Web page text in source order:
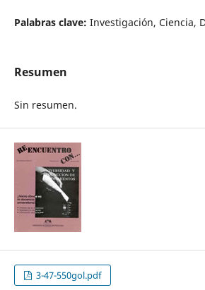
Palabras clave: Investigación, Ciencia,
Resumen
Sin resumen.
3-47-550gol.pdf